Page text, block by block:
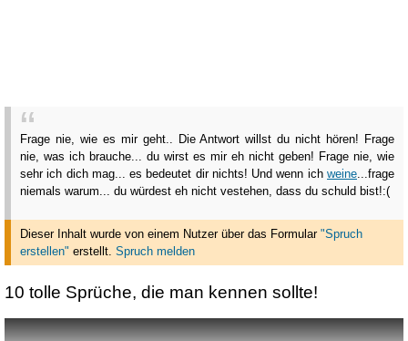
Frage nie, wie es mir geht.. Die Antwort willst du nicht hören! Frage
nie, was ich brauche... du wirst es mir eh nicht geben! Frage nie, wie
sehr ich dich mag... es bedeutet dir nichts! Und wenn ich weine...frage
niemals warum... du würdest eh nicht vestehen, dass du schuld bist!:(
Dieser Inhalt wurde von einem Nutzer über das Formular "Spruch
erstellen" erstellt. Spruch melden
10 tolle Sprüche, die man kennen sollte!